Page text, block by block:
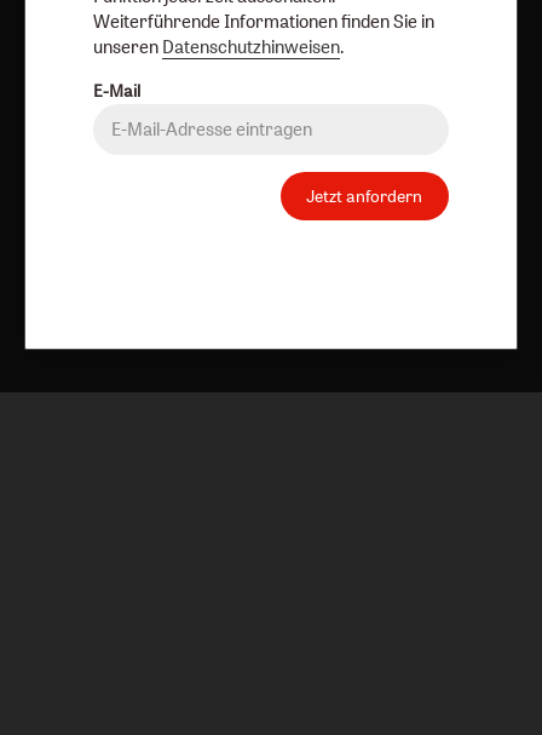
Vertrag widerrufen Abo online kündigen
Weiterführende Informationen finden Sie in
unseren Datenschutzhinweisen.
E-Mail
Jetzt anfordern